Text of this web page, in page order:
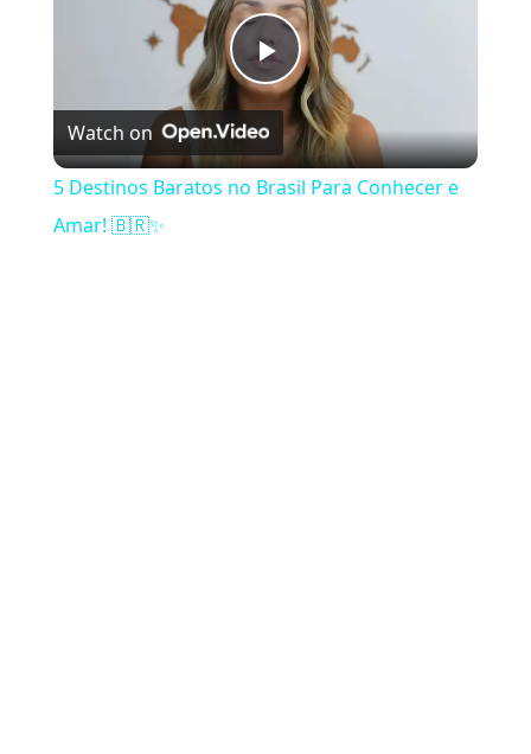
Play Video
Watch on
5 Destinos Baratos no Brasil Para Conhecer e
Amar! 🇧🇷✨